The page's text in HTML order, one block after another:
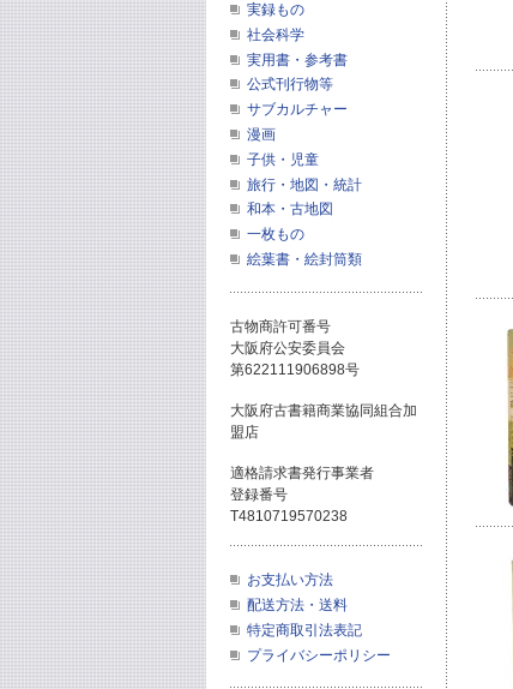
実録もの
社会科学
実用書・参考書
公式刊行物等
サブカルチャー
漫画
子供・児童
旅行・地図・統計
和本・古地図
一枚もの
絵葉書・絵封筒類
古物商許可番号
大阪府公安委員会
第622111906898号
大阪府古書籍商業協同組合加
盟店
適格請求書発行事業者
登録番号
T4810719570238
お支払い方法
配送方法・送料
特定商取引法表記
プライバシーポリシー